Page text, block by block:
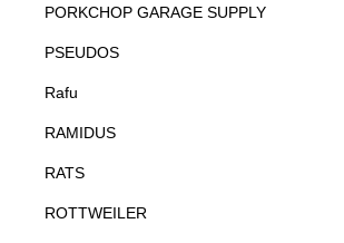
PORKCHOP GARAGE SUPPLY
PSEUDOS
Rafu
RAMIDUS
RATS
ROTTWEILER